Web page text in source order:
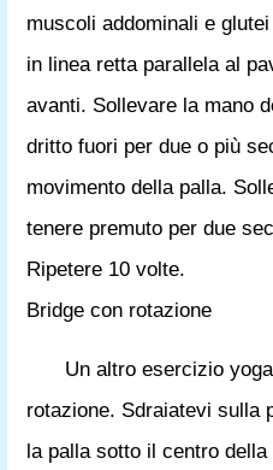
muscoli addominali e
in linea retta parallela al
avanti. Sollevare la mano
dritto fuori per due o più
movimento della palla.
tenere premuto per due
Ripetere 10 volte.
Bridge con rotazione
Un altro esercizio
rotazione. Sdraiatevi sulla
la palla sotto il centro